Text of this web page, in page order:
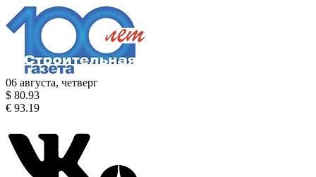
06 августа, четверг
$ 80.93
€ 93.19